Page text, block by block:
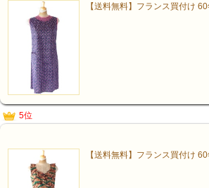
【送料無料】フランス買付け
5位
【送料無料】フランス買付け